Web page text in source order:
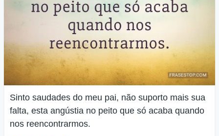
Sinto saudades do meu pai, não suporto mais sua
falta, esta angústia no peito que só acaba quando
nos reencontrarmos.